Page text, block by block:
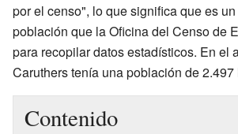
por el censo", lo que significa que es
población que la Oficina del Censo de
para recopilar datos estadísticos. En el
Caruthers tenía una población de 2.497
Contenido